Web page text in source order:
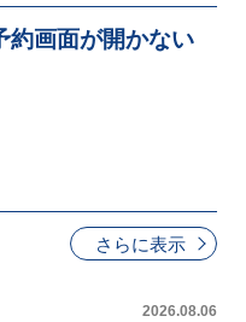
約画面が開かない
さらに表示
2026.08.06